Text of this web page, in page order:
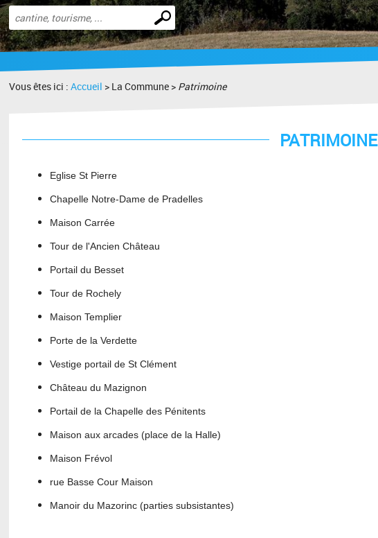
Effectuer
une
recherche
Vous êtes ici :Accueil > La Commune > Patrimoine
PATRIMOINE
Eglise St Pierre
Chapelle Notre-Dame de Pradelles
Maison Carrée
Tour de l'Ancien Château
Portail du Besset
Tour de Rochely
Maison Templier
Porte de la Verdette
Vestige portail de St Clément
Château du Mazignon
Portail de la Chapelle des Pénitents
Maison aux arcades (place de la Halle)
Maison Frévol
rue Basse Cour Maison
Manoir du Mazorinc (parties subsistantes)